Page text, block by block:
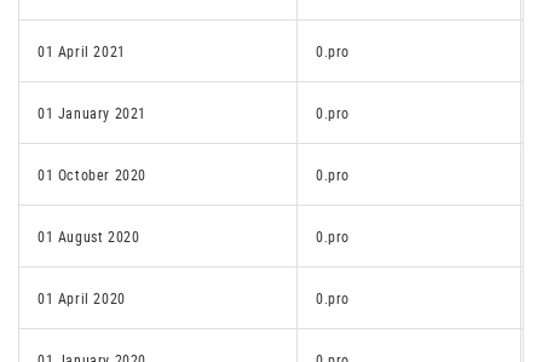
01 April 2021 0.pro
01 January 2021 0.pro
01 October 2020 0.pro
01 August 2020 0.pro
01 April 2020 0.pro